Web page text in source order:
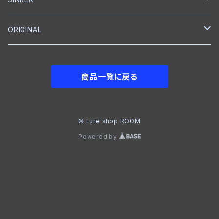
フットボールジグ
ワイヤーベイト
ワーム
reins
ジョイントベイト
GRASS ROOTS
ナイロン
Tシャツ
NORIES
ベイトリール
ABU Garcia
reins
フットボールヘッド
ORIGINAL
商品一覧に戻る
© Lure shop ROOM
Powered by